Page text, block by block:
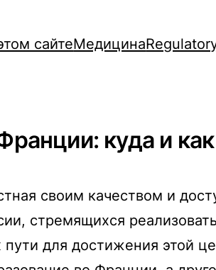
сайтеМедицина
куда и
своим качеством и
стремящихся
для достижения этой